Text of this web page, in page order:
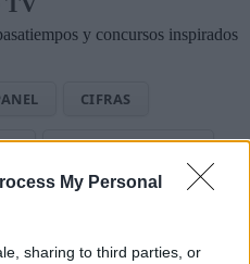
My Personal
sharing to third parties, or
y concursos inspirados
CIFRAS
SOPA DE LETRAS TV
y el streaming en España.